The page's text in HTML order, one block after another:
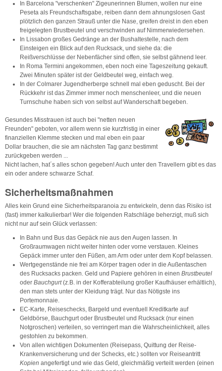
In Barcelona "verschenken" Zigeunerinnen Blumen, wollen nur eine
Peseta als Freundschaftsgabe, reiben dann dem ahnungslosen Gast
plötzlich den ganzen Strauß unter die Nase, greifen dreist in den eben
freigelegten Brustbeutel und verschwinden auf Nimmerwiedersehen.
In Lissabon großes Gedränge an der Bushaltestelle, nach dem
Einsteigen ein Blick auf den Rucksack, und siehe da: die
Reißverschlüsse der Nebenfächer sind offen, sie selbst gähnend leer.
In Roma Termini angekommen, eben noch eine Tageszeitung gekauft.
Zwei Minuten später ist der Geldbeutel weg, einfach weg.
In der Colmarer Jugendherberge schnell mal eben geduscht. Bei der
Rückkehr ist das Zimmer immer noch menschenleer, und die neuen
Turnschuhe haben sich von selbst auf Wanderschaft begeben.
Gesundes Misstrauen ist auch bei "netten neuen
Freunden" geboten, vor allem wenn sie kurzfristig in einer
finanziellen Klemme stecken und mal eben ein paar
Dollar brauchen, die sie am nächsten Tag ganz bestimmt
zurückgeben werden ...
Nicht lachen, hat´s alles schon gegeben! Auch unter den Travellern gibt es das
ein oder andere schwarze Schaf.
Sicherheitsmaßnahmen
Alles kein Grund eine Sicherheitsparanoia zu entwickeln, denn das Risiko ist
(fast) immer kalkulierbar! Wer die folgenden Ratschläge beherzigt, muß sich
nicht nur auf sein Glück verlassen:
In Bahn und Bus das Gepäck nie aus den Augen lassen. In
Großraumwagen nicht weiter hinten oder vorne verstauen. Kleines
Gepäck immer unter den Füßen, am Arm oder unter dem Kopf belassen.
Wertgegenstände nie frei am Körper tragen oder in die Außentaschen
des Rucksacks packen. Geld und Papiere gehören in einen Brustbeutel
oder Bauchgurt(z.B. in der Kofferabteilung großer Kaufhäuser erhältlich),
den man stets unter der Kleidung trägt. Nur das Nötigste ins
Portemonnaie.
EC-Karte, Reiseschecks, Bargeld und eventuell Kreditkarte auf
Geldbörse, Bauchgurt oder Brustbeutel und Rucksack (nur einen
Notgroschen) verteilen, so verringert man die Wahrscheinlichkeit, alles
gestohlen zu bekommen.
Von allen wichtigen Dokumenten (Reisepass, Quittung der Reise-
Krankenversicherung und der Schecks, etc.) sollten vor Reiseantritt
Kopien angefertigt und wie das Geld, gleichmäßig verteilt werden (einen